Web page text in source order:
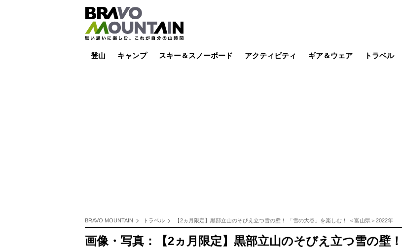
登山 キャンプ スキー＆スノーボード アクティビティ ギア＆ウェア トラベル
BRAVO MOUNTAIN トラベル 【2ヵ月限定】黒部立山のそびえ立つ雪の壁！ 「雪の大谷」を楽しむ！ ＜富山県＞2022年
画像・写真：【2ヵ月限定】黒部立山のそびえ立つ雪の壁！